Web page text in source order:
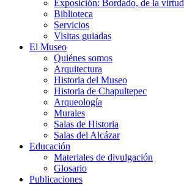
Exposición: Bordado, de la virtud
Biblioteca
Servicios
Visitas guiadas
El Museo
Quiénes somos
Arquitectura
Historia del Museo
Historia de Chapultepec
Arqueología
Murales
Salas de Historia
Salas del Alcázar
Educación
Materiales de divulgación
Glosario
Publicaciones